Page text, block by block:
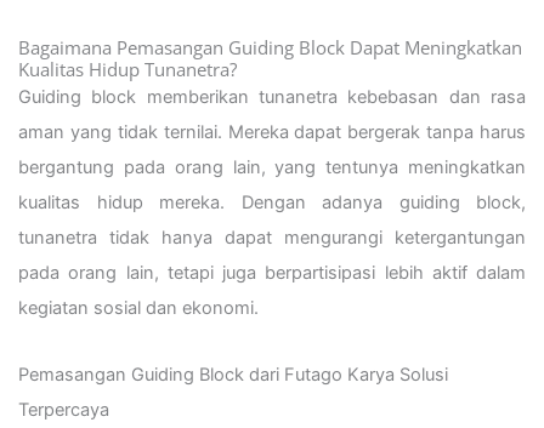
Bagaimana Pemasangan Guiding Block Dapat Meningkatkan
Kualitas Hidup Tunanetra?
Guiding block memberikan tunanetra kebebasan dan rasa
aman yang tidak ternilai. Mereka dapat bergerak tanpa harus
bergantung pada orang lain, yang tentunya meningkatkan
kualitas hidup mereka. Dengan adanya guiding block,
tunanetra tidak hanya dapat mengurangi ketergantungan
pada orang lain, tetapi juga berpartisipasi lebih aktif dalam
kegiatan sosial dan ekonomi.
Pemasangan Guiding Block dari Futago Karya Solusi
Terpercaya